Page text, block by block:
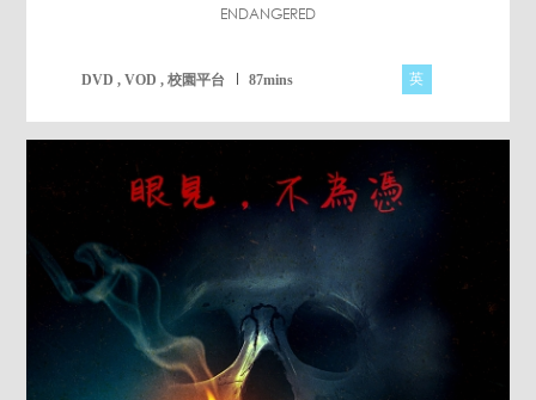
ENDANGERED
DVD , VOD , 校園平台 87mins 英